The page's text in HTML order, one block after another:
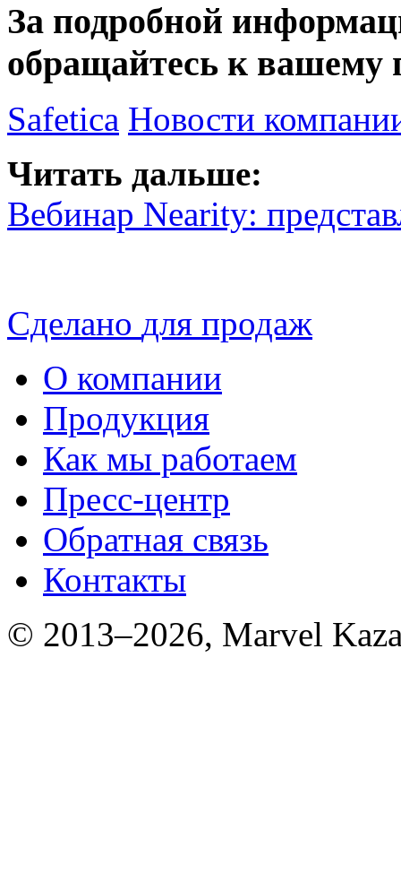
За подробной
обращайтесь к вашему
Safetica Новости
Читать дальше:
Вебинар Nearity:
Сделано для продаж
О компании
Продукция
Как мы работаем
Пресс-центр
Обратная связь
Контакты
© 2013–2026, Marvel